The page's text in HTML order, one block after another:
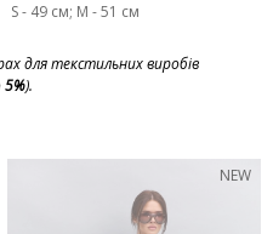
S - 49 см; M - 51 см
для текстильних виробів
5%).
NEW